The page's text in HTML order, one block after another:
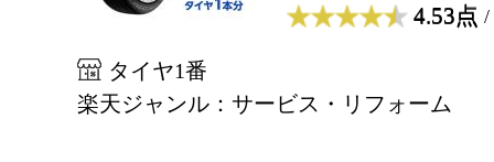
4.53点 /
タイヤ1番
楽天ジャンル：サービス・リフォーム